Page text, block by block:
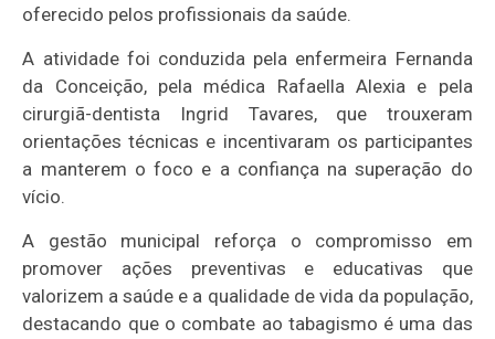
oferecido pelos profissionais da saúde.
A atividade foi conduzida pela enfermeira Fernanda
da Conceição, pela médica Rafaella Alexia e pela
cirurgiã-dentista Ingrid Tavares, que trouxeram
orientações técnicas e incentivaram os participantes
a manterem o foco e a confiança na superação do
vício.
A gestão municipal reforça o compromisso em
promover ações preventivas e educativas que
valorizem a saúde e a qualidade de vida da população,
destacando que o combate ao tabagismo é uma das